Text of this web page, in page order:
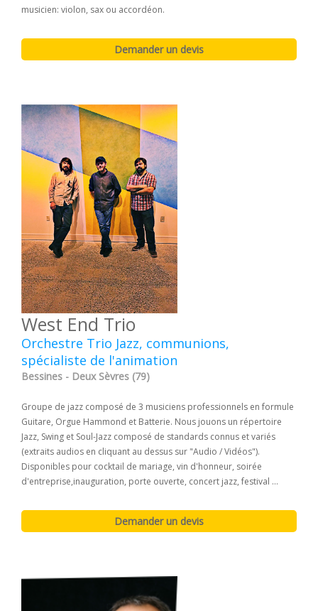
musicien: violon, sax ou accordéon.
West End Trio
Orchestre Trio Jazz, communions,
spécialiste de l'animation
Bessines - Deux Sèvres (79)
Groupe de jazz composé de 3 musiciens professionnels en formule
Guitare, Orgue Hammond et Batterie. Nous jouons un répertoire
Jazz, Swing et Soul-Jazz composé de standards connus et variés
(extraits audios en cliquant au dessus sur "Audio / Vidéos").
Disponibles pour cocktail de mariage, vin d'honneur, soirée
d'entreprise,inauguration, porte ouverte, concert jazz, festival ...